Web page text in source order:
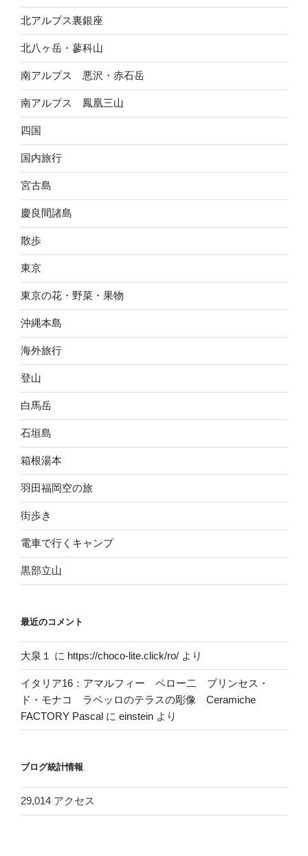
北アルプス裏銀座
北八ヶ岳・蓼科山
南アルプス 悪沢・赤石岳
南アルプス 鳳凰三山
四国
国内旅行
宮古島
慶良間諸島
散歩
東京
東京の花・野菜・果物
沖縄本島
海外旅行
登山
白馬岳
石垣島
箱根湯本
羽田福岡空の旅
街歩き
電車で行くキャンプ
黒部立山
最近のコメント
大泉１ に https://choco-lite.click/ro/ より
イタリア16：アマルフィー ペロー二 プリンセス・
ド・モナコ ラベッロのテラスの彫像 Ceramiche
FACTORY Pascal に einstein より
ブログ統計情報
29,014 アクセス